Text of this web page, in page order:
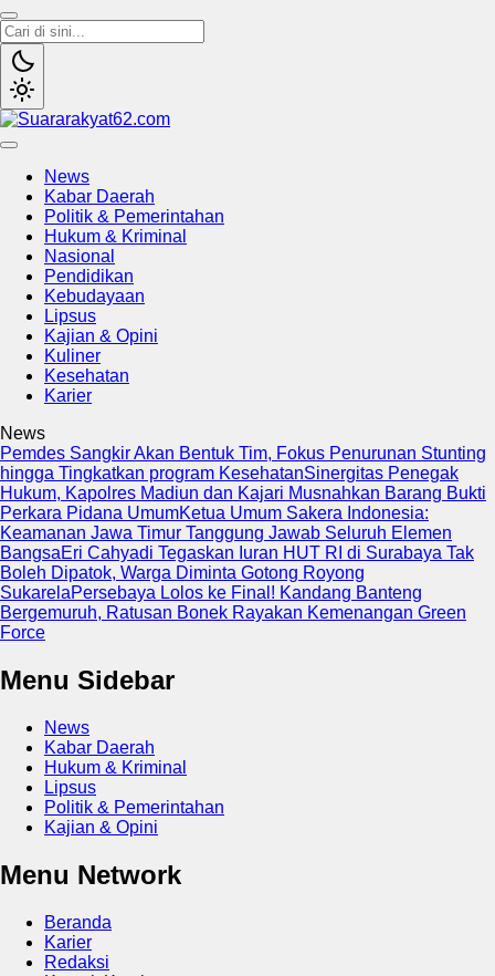
News
Kabar Daerah
Politik & Pemerintahan
Hukum & Kriminal
Nasional
Pendidikan
Kebudayaan
Lipsus
Kajian & Opini
Kuliner
Kesehatan
Karier
News
Pemdes Sangkir Akan Bentuk Tim, Fokus Penurunan Stunting
hingga Tingkatkan program KesehatanSinergitas Penegak
Hukum, Kapolres Madiun dan Kajari Musnahkan Barang Bukti
Perkara Pidana UmumKetua Umum Sakera Indonesia:
Keamanan Jawa Timur Tanggung Jawab Seluruh Elemen
BangsaEri Cahyadi Tegaskan Iuran HUT RI di Surabaya Tak
Boleh Dipatok, Warga Diminta Gotong Royong
SukarelaPersebaya Lolos ke Final! Kandang Banteng
Bergemuruh, Ratusan Bonek Rayakan Kemenangan Green
Force
Menu Sidebar
News
Kabar Daerah
Hukum & Kriminal
Lipsus
Politik & Pemerintahan
Kajian & Opini
Menu Network
Beranda
Karier
Redaksi